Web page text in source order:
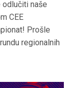
odlučiti naše
CEE
Prošle
regionalnih